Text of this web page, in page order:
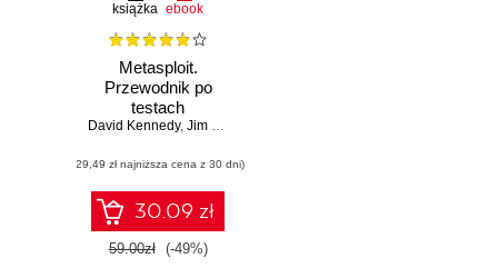
książka ebook
Metasploit.
Przewodnik po
testach
penetracyjnych
David Kennedy, Jim O'Gorman
(29,49 zł najniższa cena z 30 dni)
30.09 zł
59.00zł (-49%)